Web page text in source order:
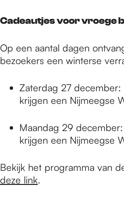
Cadeautjes voor vroege
Op een aantal dagen
bezoekers een winterse
Zaterdag 27
krijgen een Nijmeegse
Maandag 29
krijgen een Nijmeegse
Bekijk het programma van
deze link.